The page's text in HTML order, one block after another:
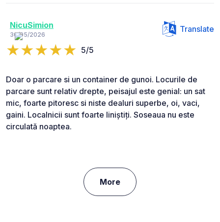
NicuSimion
30/05/2026
Translate
5/5
Doar o parcare si un container de gunoi. Locurile de
parcare sunt relativ drepte, peisajul este genial: un sat
mic, foarte pitoresc si niste dealuri superbe, oi, vaci,
gaini. Localnicii sunt foarte liniștiți. Soseaua nu este
circulată noaptea.
More